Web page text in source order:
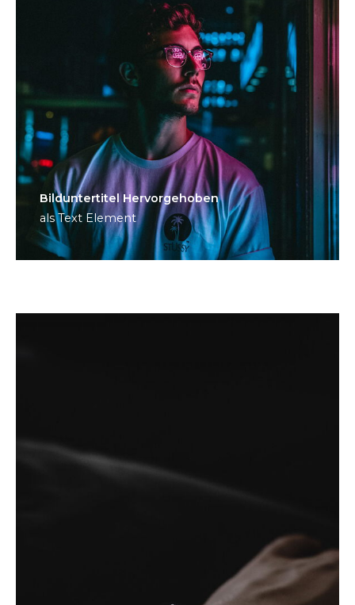
Bild­unter­titel Hervorgehoben
als Text Element